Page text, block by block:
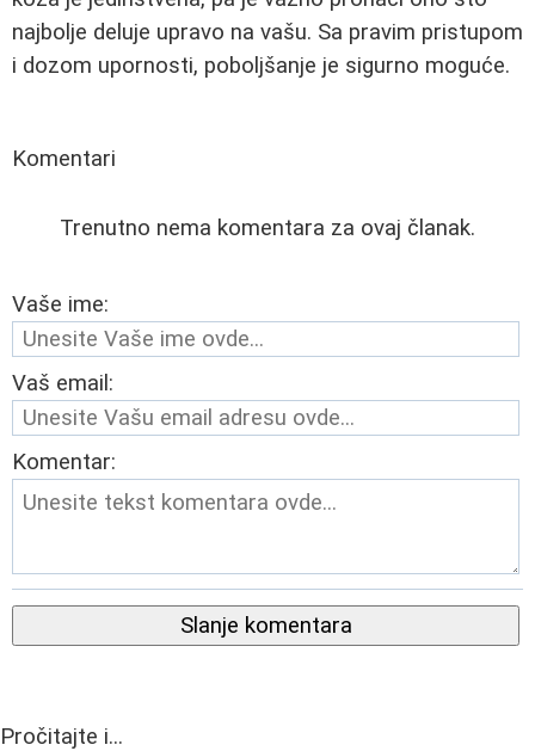
najbolje deluje upravo na vašu. Sa pravim pristupom
i dozom upornosti, poboljšanje je sigurno moguće.
Komentari
Trenutno nema komentara za ovaj članak.
Vaše ime:
Vaš email:
Komentar:
Slanje komentara
Pročitajte i...